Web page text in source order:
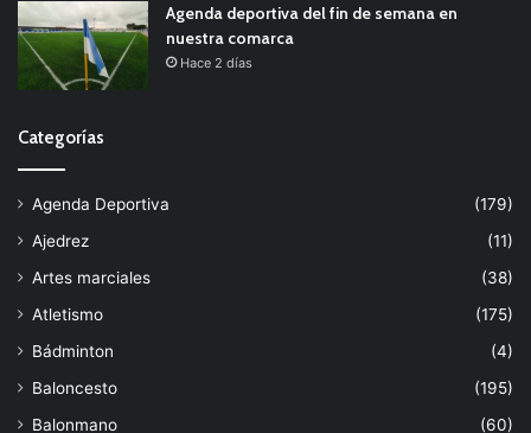
Agenda deportiva del fin de semana en
nuestra comarca
Hace 2 días
Categorías
Agenda Deportiva
(179)
Ajedrez
(11)
Artes marciales
(38)
Atletismo
(175)
Bádminton
(4)
Baloncesto
(195)
Balonmano
(60)